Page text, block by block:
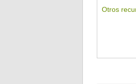
Otros